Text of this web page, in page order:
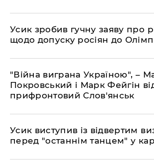
Усик зробив гучну заяву про
щодо допуску росіян до
"Війна виграна Україною", –
Покровський і Марк Фейгін
прифронтовий Слов'янськ
​Усик виступив із відвертим
перед "останнім танцем" у